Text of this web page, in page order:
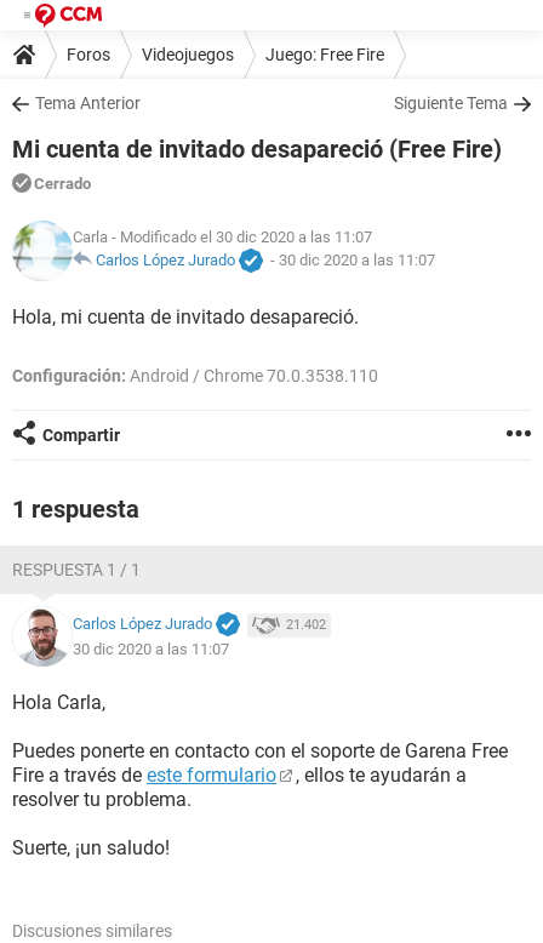
Foros Videojuegos Juego: Free Fire
Tema Anterior Siguiente Tema
Mi cuenta de invitado desapareció (Free Fire)
Cerrado
Carla - Modificado el 30 dic 2020 a las 11:07
Carlos López Jurado
- 30 dic 2020 a las 11:07
Hola, mi cuenta de invitado desapareció.
Configuración: Android / Chrome 70.0.3538.110
Compartir
1 respuesta
RESPUESTA 1 / 1
Carlos López Jurado 21.402
30 dic 2020 a las 11:07
Hola Carla,
Puedes ponerte en contacto con el soporte de Garena Free
Fire a través de este formulario
, ellos te ayudarán a
resolver tu problema.
Suerte, ¡un saludo!
Discusiones similares